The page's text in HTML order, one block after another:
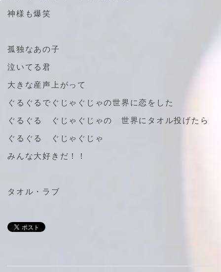
神様も爆笑
孤独なあの子
泣いてる君
大きな産声上がって
ぐるぐるでぐじゃぐじゃの世界に恋をした
ぐるぐる ぐじゃぐじゃの 世界にタオル投げたら
ぐるぐる ぐじゃぐじゃ
みんな大好きだ！！
タオル・ラブ